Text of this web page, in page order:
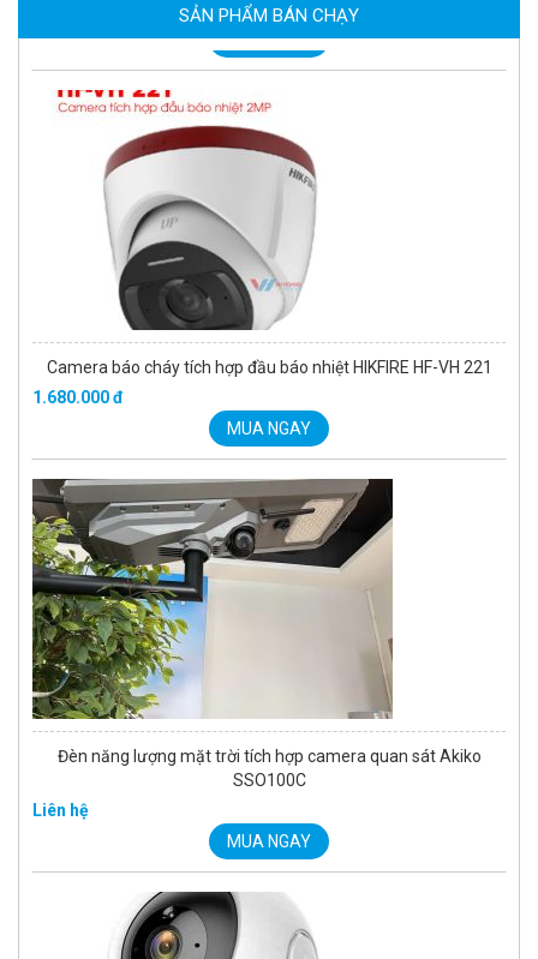
SẢN PHẨM BÁN CHẠY
MUA NGAY
Camera báo cháy tích hợp đầu báo nhiệt HIKFIRE HF-VH 221
1.680.000 đ
MUA NGAY
Đèn năng lượng mặt trời tích hợp camera quan sát Akiko
SSO100C
Liên hệ
MUA NGAY